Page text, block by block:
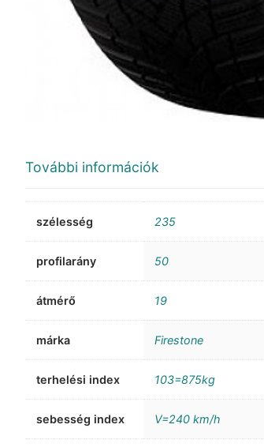
További információk
szélesség 235
profilarány 50
átmérő 19
márka Firestone
terhelési index 103=875kg
sebesség index V=240 km/h